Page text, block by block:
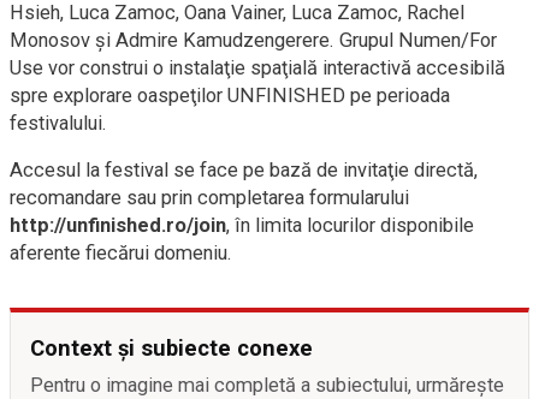
Hsieh, Luca Zamoc, Oana Vainer, Luca Zamoc, Rachel
Monosov şi Admire Kamudzengerere. Grupul Numen/For
Use vor construi o instalaţie spaţială interactivă accesibilă
spre explorare oaspeţilor UNFINISHED pe perioada
festivalului.
Accesul la festival se face pe bază de invitaţie directă,
recomandare sau prin completarea formularului
http://unfinished.ro/join, în limita locurilor disponibile
aferente fiecărui domeniu.
Context și subiecte conexe
Pentru o imagine mai completă a subiectului, urmărește